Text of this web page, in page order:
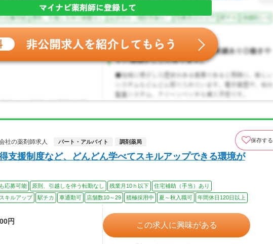
の薬剤師求人
パート・アルバイト 調剤薬局 保存する
支援制度など、どんどん学べてスキルアップできる環境が
応募可能 原則、引越しを伴う転勤なし 残業月10ｈ以下
住宅補助（手当）あり
スキルアップ 駅チカ 車通勤可 店舗数10～29 積極採用中 夏～秋入職可 年間休日120日以上
円 この求人に興味がある